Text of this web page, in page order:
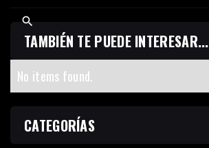
TAMBIÉN TE PUEDE INTERESAR...
No items found.
CATEGORÍAS